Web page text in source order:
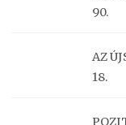
90.
AZ
18.